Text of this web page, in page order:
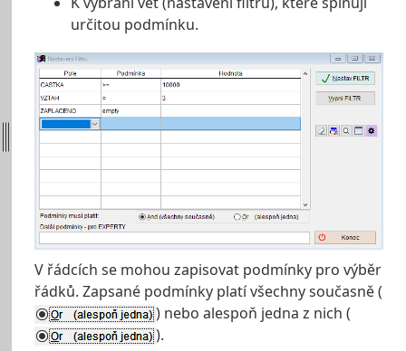
určitou podmínku.
V řádcích se mohou zapisovat podmínky pro výběr
řádků. Zapsané podmínky platí všechny současně (
) nebo alespoň jedna z nich (
).